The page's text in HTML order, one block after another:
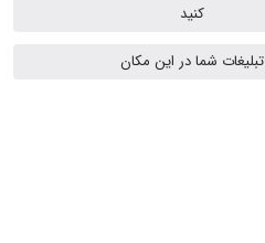
کنید
تبلیغات شما در این مکان